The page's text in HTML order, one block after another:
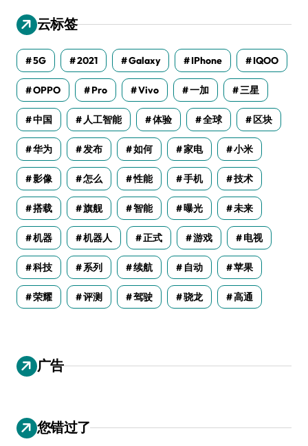
云标签
5G 2021 Galaxy IPhone IQOO
OPPO Pro Vivo 一加 三星
中国 人工智能 体验 全球 区块
华为 发布 如何 家电 小米
影像 怎么 性能 手机 技术
搭载 旗舰 智能 曝光 未来
机器 机器人 正式 游戏 电视
科技 系列 续航 自动 苹果
荣耀 评测 驾驶 骁龙 高通
广告
您错过了